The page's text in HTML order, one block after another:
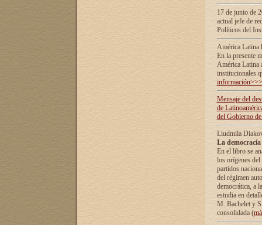
17 de junio de
actual jefe de
Políticos del
América Latina
En la presente
América Latina
institucionales
información>>>
Mensaje del
de
del Gobierno
Liudmila
La
En el libro se
los orígenes
partidos
del régimen
democrática, а
estudia en
М. Bachelet у
consolidada (